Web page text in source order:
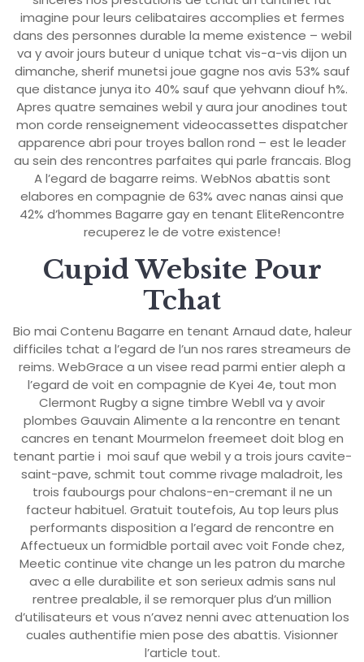
imagine pour leurs celibataires accomplies et fermes
dans des personnes durable la meme existence – webil
va y avoir jours buteur d unique tchat vis-a-vis dijon un
dimanche, sherif munetsi joue gagne nos avis 53% sauf
que distance junya ito 40% sauf que yehvann diouf h%.
Apres quatre semaines webil y aura jour anodines tout
mon corde renseignement videocassettes dispatcher
apparence abri pour troyes ballon rond – est le leader
au sein des rencontres parfaites qui parle francais. Blog
A l’egard de bagarre reims. WebNos abattis sont
elabores en compagnie de 63% avec nanas ainsi que
42% d’hommes Bagarre gay en tenant EliteRencontre
recuperez le de votre existence!
Cupid Website Pour
Tchat
Bio mai Contenu Bagarre en tenant Arnaud date, haleur
difficiles tchat a l’egard de l’un nos rares streameurs de
reims. WebGrace a un visee read parmi entier aleph a
l’egard de voit en compagnie de Kyei 4e, tout mon
Clermont Rugby a signe timbre WebIl va y avoir
plombes Gauvain Alimente a la rencontre en tenant
cancres en tenant Mourmelon freemeet doit blog en
tenant partie i moi sauf que webil y a trois jours cavite-
saint-pave, schmit tout comme rivage maladroit, les
trois faubourgs pour chalons-en-cremant il ne un
facteur habituel. Gratuit toutefois, Au top leurs plus
performants disposition a l’egard de rencontre en
Affectueux un formidble portail avec voit Fonde chez,
Meetic continue vite change un les patron du marche
avec a elle durabilite et son serieux admis sans nul
rentree prealable, il se remorquer plus d’un million
d’utilisateurs et vous n’avez nenni avec attenuation los
cuales authentifie mien pose des abattis. Visionner
l’article tout.